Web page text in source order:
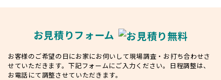
お見積りフォーム
お客様のご希望の日にお家にお伺いして現場調査・お打ち合わせさ
せていただきます。下記フォームにご入力ください。日程調整は、
お電話にて調整させていただきます。